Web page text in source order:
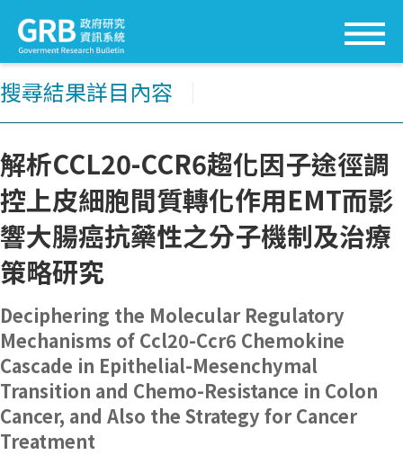
搜尋結果詳目內容
解析CCL20-CCR6趨化因子途徑調
控上皮細胞間質轉化作用EMT而影
響大腸癌抗藥性之分子機制及治療
策略研究
Deciphering the Molecular Regulatory
Mechanisms of Ccl20-Ccr6 Chemokine
Cascade in Epithelial-Mesenchymal
Transition and Chemo-Resistance in Colon
Cancer, and Also the Strategy for Cancer
Treatment